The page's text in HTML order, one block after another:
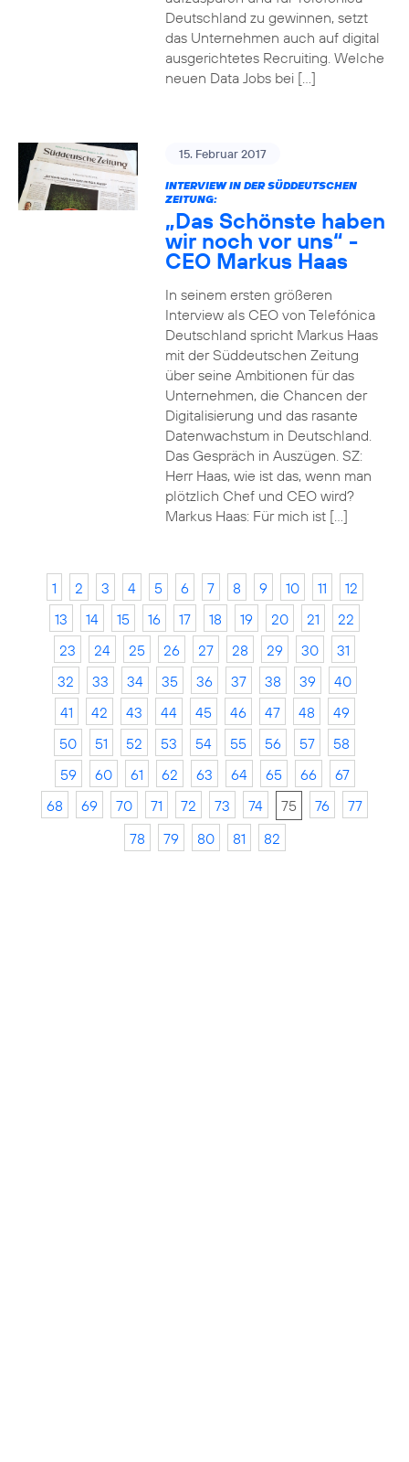
Deutschland zu gewinnen, setzt
das Unternehmen auch auf digital
ausgerichtetes Recruiting. Welche
neuen Data Jobs bei […]
15. Februar 2017
INTERVIEW IN DER SÜDDEUTSCHEN
ZEITUNG:
„Das Schönste haben
wir noch vor uns“ -
CEO Markus Haas
In seinem ersten größeren
Interview als CEO von Telefónica
Deutschland spricht Markus Haas
mit der Süddeutschen Zeitung
über seine Ambitionen für das
Unternehmen, die Chancen der
Digitalisierung und das rasante
Datenwachstum in Deutschland.
Das Gespräch in Auszügen. SZ:
Herr Haas, wie ist das, wenn man
plötzlich Chef und CEO wird?
Markus Haas: Für mich ist […]
1 2 3 4 5 6 7 8 9 10 11
12
13
14 15 16 17 18 19 20 21
22
23
24 25 26 27 28 29 30
31
32
33 34 35 36 37 38 39
40
41
42 43 44 45 46 47 48
49
50
51 52 53 54 55 56 57
58
59
60 61 62 63 64 65 66
67
68
69 70 71 72 73 74 75 76
77
78
79 80 81 82